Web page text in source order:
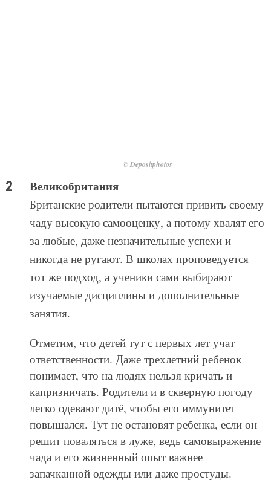
© Depositphotos
Великобритания
Британские родители пытаются привить своему
чаду высокую самооценку, а потому хвалят его
за любые, даже незначительные успехи и
никогда не ругают. В школах проповедуется
тот же подход, а ученики сами выбирают
изучаемые дисциплины и дополнительные
занятия.
Отметим, что детей тут с первых лет учат
ответственности. Даже трехлетний ребенок
понимает, что на людях нельзя кричать и
капризничать. Родители и в скверную погоду
легко одевают дитё, чтобы его иммунитет
повышался. Тут не остановят ребенка, если он
решит поваляться в луже, ведь самовыражение
чада и его жизненный опыт важнее
запачканной одежды или даже простуды.